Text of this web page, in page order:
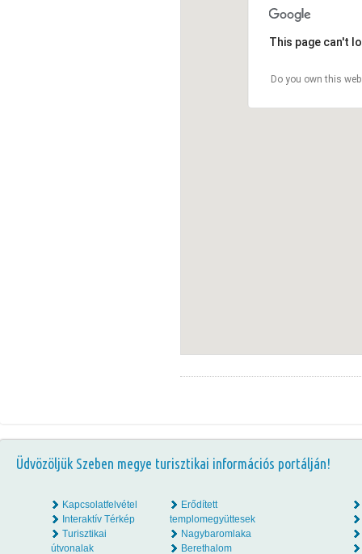
This page can't
Do you own this
Üdvözöljük Szeben megye turisztikai információs portálján!
Kapcsolatfelvétel
Interaktív Térkép
Turisztikai
útvonalak
Erődített
templomegyüttesek
Nagybaromlaka
Berethalom